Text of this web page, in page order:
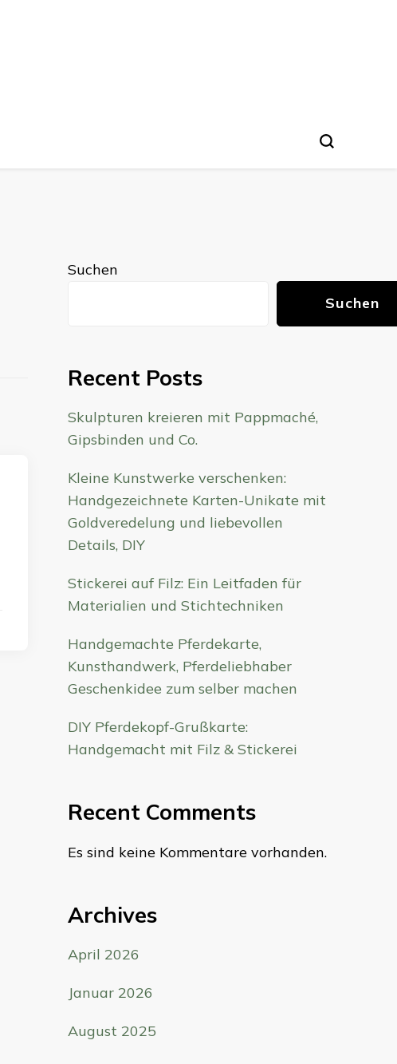
Suchen
Suchen
Recent Posts
Skulpturen kreieren mit Pappmaché,
Gipsbinden und Co.
Kleine Kunstwerke verschenken:
Handgezeichnete Karten-Unikate mit
Goldveredelung und liebevollen
Details, DIY
Stickerei auf Filz: Ein Leitfaden für
Materialien und Stichtechniken
Handgemachte Pferdekarte,
Kunsthandwerk, Pferdeliebhaber
Geschenkidee zum selber machen
DIY Pferdekopf-Grußkarte:
Handgemacht mit Filz & Stickerei
Recent Comments
Es sind keine Kommentare vorhanden.
Archives
April 2026
Januar 2026
August 2025